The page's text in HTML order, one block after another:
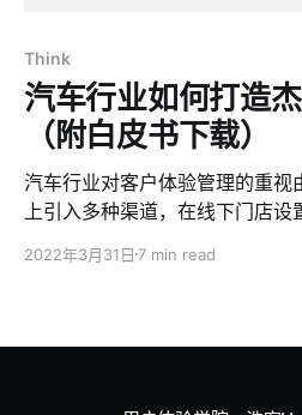
Think
汽车行业如何打造
（附白皮书下载）
汽车行业对客户体验管理的重视
上引入多种渠道，在线下门店
2022年3月31日 7 min read